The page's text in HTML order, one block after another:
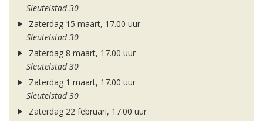
Sleutelstad 30
Zaterdag 15 maart, 17.00 uur
Sleutelstad 30
Zaterdag 8 maart, 17.00 uur
Sleutelstad 30
Zaterdag 1 maart, 17.00 uur
Sleutelstad 30
Zaterdag 22 februari, 17.00 uur